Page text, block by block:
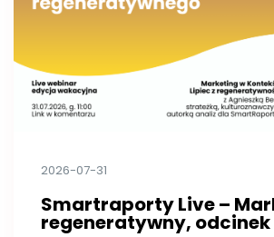
2026-07-31
Smartraporty Live –
regeneratywny, odcinek